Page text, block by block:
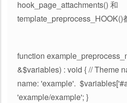
hook_page_attachments() 和
template_preprocess_HOOK()
function
&$variables) : void { // Theme
name: 'example'.
'example/example'; }